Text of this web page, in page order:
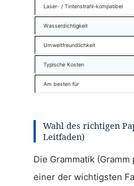
Laser- / Tintenstrahl-kompatibel
Wasserdichtigkeit
Umweltfreundlichkeit
Typische Kosten
Am besten für
Wahl des richtigen
Leitfaden)
Die Grammatik
einer der wichtigsten